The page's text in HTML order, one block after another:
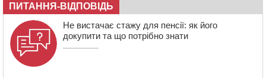
19:00 Вихователька з Черкас і дві педагогині з області
стали фіналістками Global Teacher Prize Ukraine 2026
18:23
Зарядка, йога, сапи та нові знайомства: у Черкасах
закрили сезон літнього табору для людей поважного
віку
ПИТАННЯ-ВІДПОВІДЬ
Не вистачає стажу для пенсії: як його
докупити та що потрібно знати